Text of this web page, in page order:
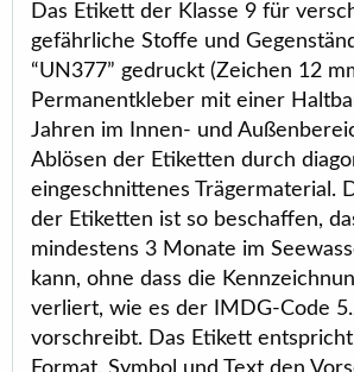
Das Etikett der Klasse 9 für
gefährliche Stoffe und
“UN377” gedruckt (Zeichen 12
Permanentkleber mit einer
Jahren im Innen- und
Ablösen der Etiketten durch
eingeschnittenes Trägermaterial.
der Etiketten ist so beschaffen,
mindestens 3 Monate im
kann, ohne dass die
verliert, wie es der IMDG-Code
vorschreibt. Das Etikett entspricht